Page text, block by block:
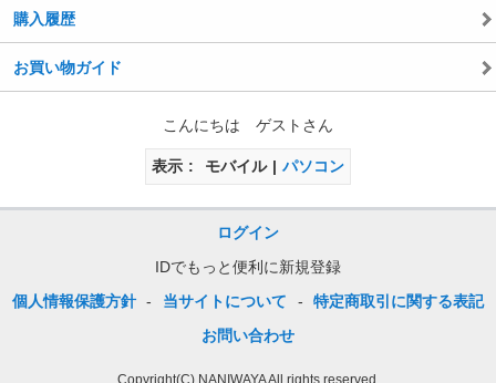
購入履歴
お買い物ガイド
こんにちは ゲストさん
表示 モバイル パソコン
ログイン
IDでもっと便利に新規登録
個人情報保護方針 - 当サイトについて -
特定商取引に関する表記
お問い合わせ
Copyright(C) NANIWAYA All rights reserved.